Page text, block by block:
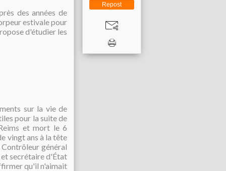
des années de
estivale pour
d'étudier les
sur la vie de
pour la suite de
et mort le 6
vingt ans à la tête
général
secrétaire d'État
qu'il n'aimait
Repost